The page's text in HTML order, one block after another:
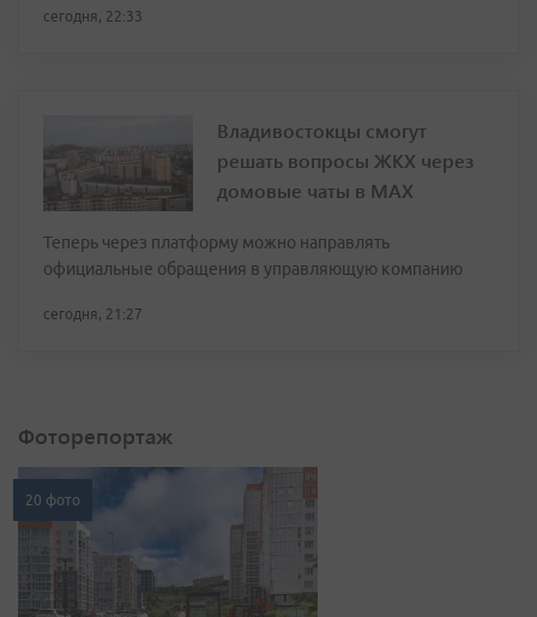
сегодня, 22:33
Владивостокцы смогут
решать вопросы ЖКХ через
домовые чаты в МАХ
Теперь через платформу можно направлять
официальные обращения в управляющую компанию
сегодня, 21:27
Фоторепортаж
20 фото